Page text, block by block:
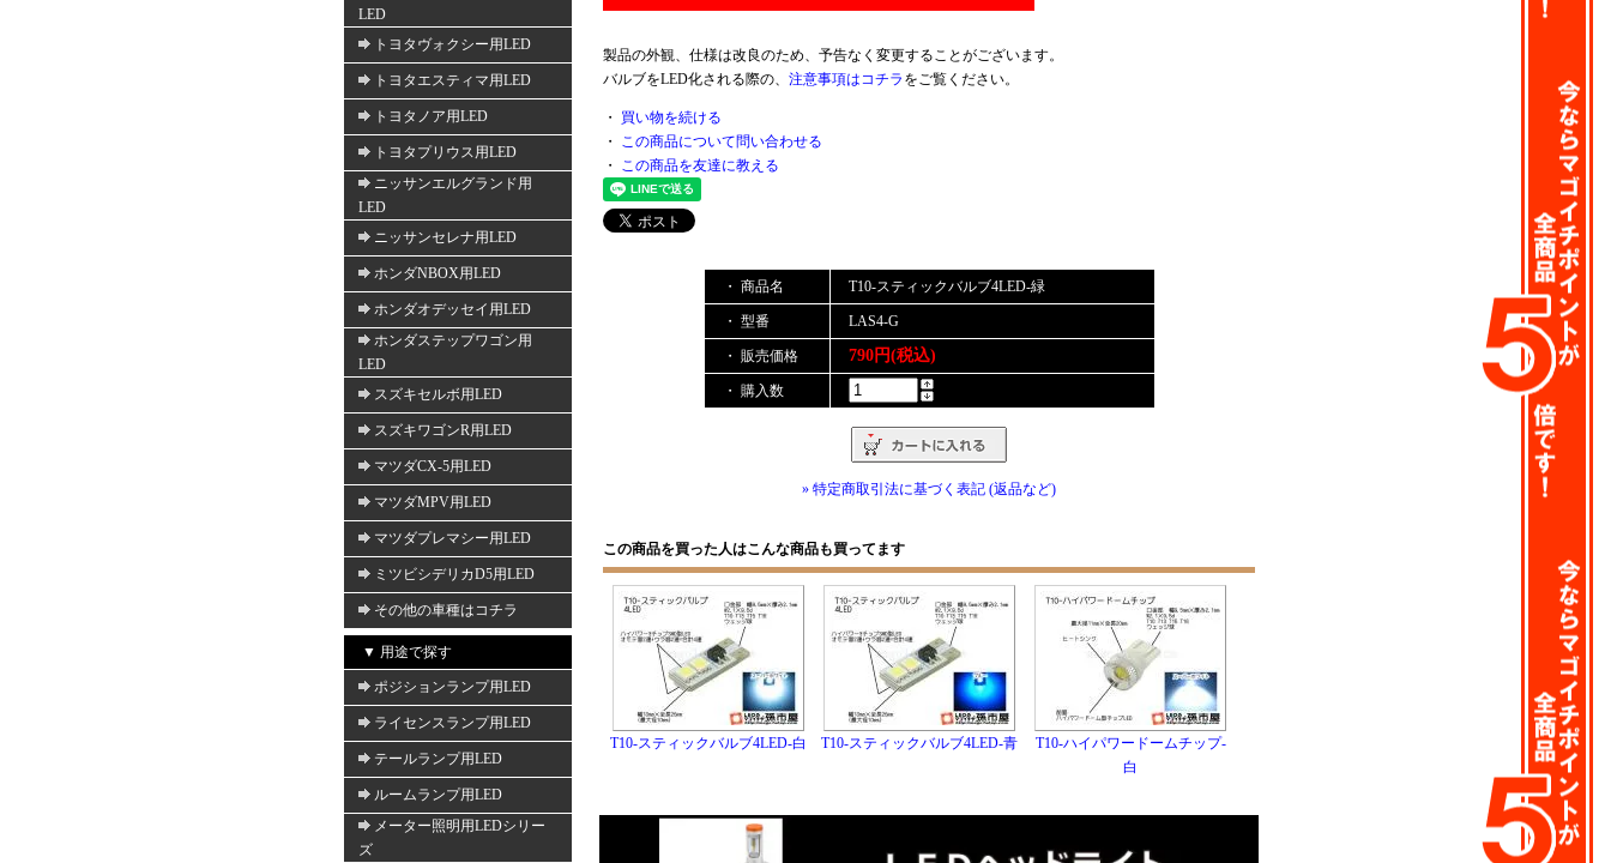
LED
トヨタヴォクシー用LED
トヨタエスティマ用LED
トヨタノア用LED
トヨタプリウス用LED
ニッサンエルグランド用
LED
ニッサンセレナ用LED
ホンダNBOX用LED
ホンダオデッセイ用LED
ホンダステップワゴン用
LED
スズキセルボ用LED
スズキワゴンR用LED
マツダCX-5用LED
マツダMPV用LED
マツダプレマシー用LED
ミツビシデリカD5用LED
その他の車種はコチラ
▼ 用途で探す
ポジションランプ用LED
ライセンスランプ用LED
テールランプ用LED
ルームランプ用LED
メーター照明用LEDシリー
ズ
製品の外観、仕様は改良のため、予告なく変更することがございます。
バルブをLED化される際の、 注意事項はコチラ をご覧ください。
・ 買い物を続ける
・ この商品について問い合わせる
・ この商品を友達に教える
・ 商品名 T10-スティックバルブ4LED-緑
・ 型番 LAS4-G
・ 販売価格 790円(税込)
・ 購入数
» 特定商取引法に基づく表記 (返品など)
この商品を買った人はこんな商品も買ってます
T10-スティックバルブ4LED-白 T10-スティックバルブ4LED-青
T10-ハイパワードームチップ-
白